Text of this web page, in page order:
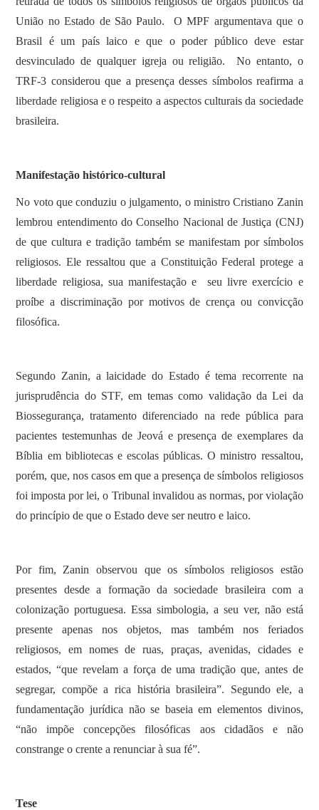
União no Estado de São Paulo. O MPF argumentava que o
Brasil é um país laico e que o poder público deve estar
desvinculado de qualquer igreja ou religião. No entanto, o
TRF-3 considerou que a presença desses símbolos reafirma a
liberdade religiosa e o respeito a aspectos culturais da sociedade
brasileira.
Manifestação histórico-cultural
No voto que conduziu o julgamento, o ministro Cristiano Zanin
lembrou entendimento do Conselho Nacional de Justiça (CNJ)
de que cultura e tradição também se manifestam por símbolos
religiosos. Ele ressaltou que a Constituição Federal protege a
liberdade religiosa, sua manifestação e seu livre exercício e
proíbe a discriminação por motivos de crença ou convicção
filosófica.
Segundo Zanin, a laicidade do Estado é tema recorrente na
jurisprudência do STF, em temas como validação da Lei da
Biossegurança, tratamento diferenciado na rede pública para
pacientes testemunhas de Jeová e presença de exemplares da
Bíblia em bibliotecas e escolas públicas. O ministro ressaltou,
porém, que, nos casos em que a presença de símbolos religiosos
foi imposta por lei, o Tribunal invalidou as normas, por violação
do princípio de que o Estado deve ser neutro e laico.
Por fim, Zanin observou que os símbolos religiosos estão
presentes desde a formação da sociedade brasileira com a
colonização portuguesa. Essa simbologia, a seu ver, não está
presente apenas nos objetos, mas também nos feriados
religiosos, em nomes de ruas, praças, avenidas, cidades e
estados, “que revelam a força de uma tradição que, antes de
segregar, compõe a rica história brasileira”. Segundo ele, a
fundamentação jurídica não se baseia em elementos divinos,
“não impõe concepções filosóficas aos cidadãos e não
constrange o crente a renunciar à sua fé”.
Tese